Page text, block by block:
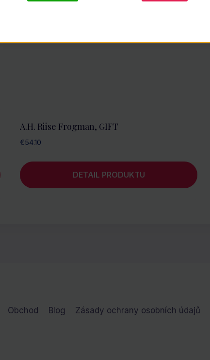
A.H. Riise Frogman, GIFT
€54.10
DETAIL PRODUKTU
Obchod Blog Zásady ochrany osobních údajů